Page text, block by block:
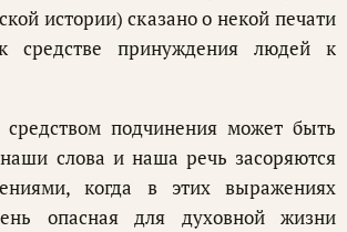
истории) сказано о некой печати
средстве принуждения людей к
подчинения может быть
слова и наша речь засоряются
когда в этих выражениях
опасная для духовной жизни